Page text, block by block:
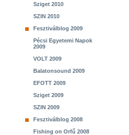
Sziget 2010
SZIN 2010
Fesztiválblog 2009
Pécsi Egyetemi Napok
2009
VOLT 2009
Balatonsound 2009
EFOTT 2009
Sziget 2009
SZIN 2009
Fesztiválblog 2008
Fishing on Orfű 2008